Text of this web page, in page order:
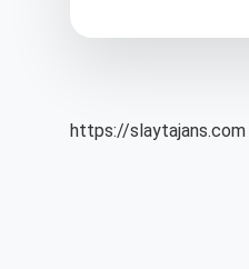
https://slaytajans.com